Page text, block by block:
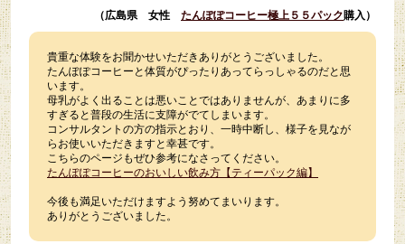
（広島県 女性 たんぽぽコーヒー極上５５パック購入）
貴重な体験をお聞かせいただきありがとうございました。
たんぽぽコーヒーと体質がぴったりあってらっしゃるのだと思
います。
母乳がよく出ることは悪いことではありませんが、あまりに多
すぎると普段の生活に支障がでてしまいます。
コンサルタントの方の指示とおり、一時中断し、様子を見なが
らお使いいただきますと幸甚です。
こちらのページもぜひ参考になさってください。
たんぽぽコーヒーのおいしい飲み方【ティーパック編】
今後も満足いただけますよう努めてまいります。
ありがとうございました。